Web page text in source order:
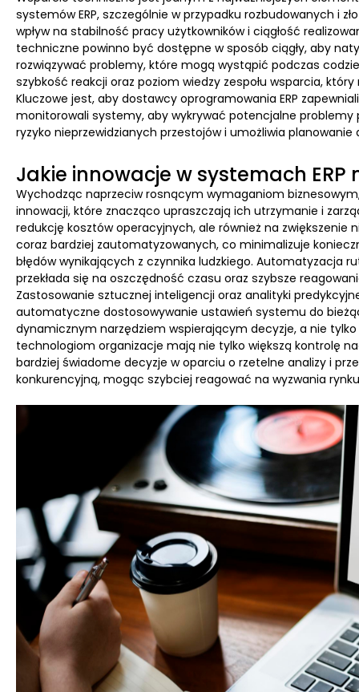
systemów ERP, szczególnie w przypadku rozbudowanych i
wpływ na stabilność pracy użytkowników i ciągłość
techniczne powinno być dostępne w sposób ciągły, aby
rozwiązywać problemy, które mogą wystąpić podczas
szybkość reakcji oraz poziom wiedzy zespołu wsparcia,
Kluczowe jest, aby dostawcy oprogramowania ERP
monitorowali systemy, aby wykrywać potencjalne
ryzyko nieprzewidzianych przestojów i umożliwia planowanie
Jakie innowacje w systemach
Wychodząc naprzeciw rosnącym wymaganiom
innowacji, które znacząco upraszczają ich utrzymanie i
redukcję kosztów operacyjnych, ale również na zwiększenie
coraz bardziej zautomatyzowanych, co minimalizuje
błędów wynikających z czynnika ludzkiego. Automatyzacja
przekłada się na oszczędność czasu oraz szybsze
Zastosowanie sztucznej inteligencji oraz analityki
automatyczne dostosowywanie ustawień systemu do
dynamicznym narzędziem wspierającym decyzje, a nie
technologiom organizacje mają nie tylko większą kontrolę
bardziej świadome decyzje w oparciu o rzetelne analizy i
konkurencyjną, mogąc szybciej reagować na wyzwania